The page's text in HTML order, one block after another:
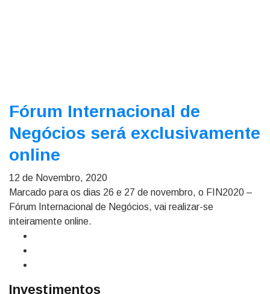
Fórum Internacional de
Negócios será exclusivamente
online
12 de Novembro, 2020
Marcado para os dias 26 e 27 de novembro, o FIN2020 –
Fórum Internacional de Negócios, vai realizar-se
inteiramente online.
Investimentos